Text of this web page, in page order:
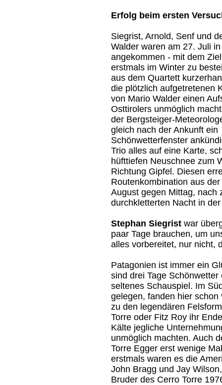
Erfolg beim ersten
Siegrist, Arnold, Senf und
Walder waren am 27. Juli
angekommen - mit dem
erstmals im Winter zu
aus dem Quartett
die plötzlich aufgetretenen
von Mario Walder einen
Osttirolers unmöglich
der Bergsteiger-
gleich nach der Ankunft ein
Schönwetterfenster
Trio alles auf eine Karte,
hüfttiefen Neuschnee zum
Richtung Gipfel. Diesen
Routenkombination aus
August gegen Mittag, nach
durchkletterten Nacht in
Stephan Siegristwar
paar Tage brauchen, um
alles vorbereitet, nur nicht,
Patagonien ist immer ein
sind drei Tage Schönwetter
seltenes Schauspiel. Im
gelegen, fanden hier schon
zu den legendären
Torre oder Fitz Roy ihr
Kälte jegliche
unmöglich machten. Auch
Torre Egger erst wenige
erstmals waren es die
John Bragg und Jay
Bruder des Cerro Torre